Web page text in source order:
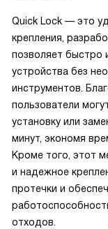
Quick Lock — это
крепления,
позволяет быстро
устройства без
инструментов.
пользователи
установку или
минут, экономя
Кроме того, этот
и надежное
протечки и
отходов.